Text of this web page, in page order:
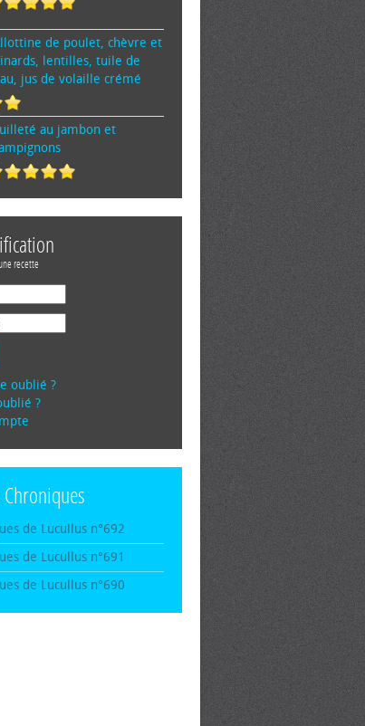
de poulet, chèvre et
lentilles, tuile de
jus de volaille crémé
au jambon et
recette
oublié ?
?
de Lucullus n°692
de Lucullus n°691
de Lucullus n°690